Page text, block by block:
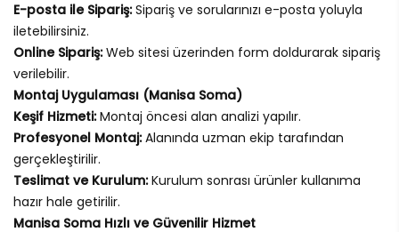
E-posta ile Sipariş:Sipariş ve sorularınızı e-posta yoluyla
iletebilirsiniz.
Online Sipariş:Web sitesi üzerinden form doldurarak sipariş
verilebilir.
Montaj Uygulaması (Manisa Soma)
Keşif Hizmeti:Montaj öncesi alan analizi yapılır.
Profesyonel Montaj:Alanında uzman ekip tarafından
gerçekleştirilir.
Teslimat ve Kurulum:Kurulum sonrası ürünler kullanıma
hazır hale getirilir.
Manisa Soma Hızlı ve Güvenilir Hizmet